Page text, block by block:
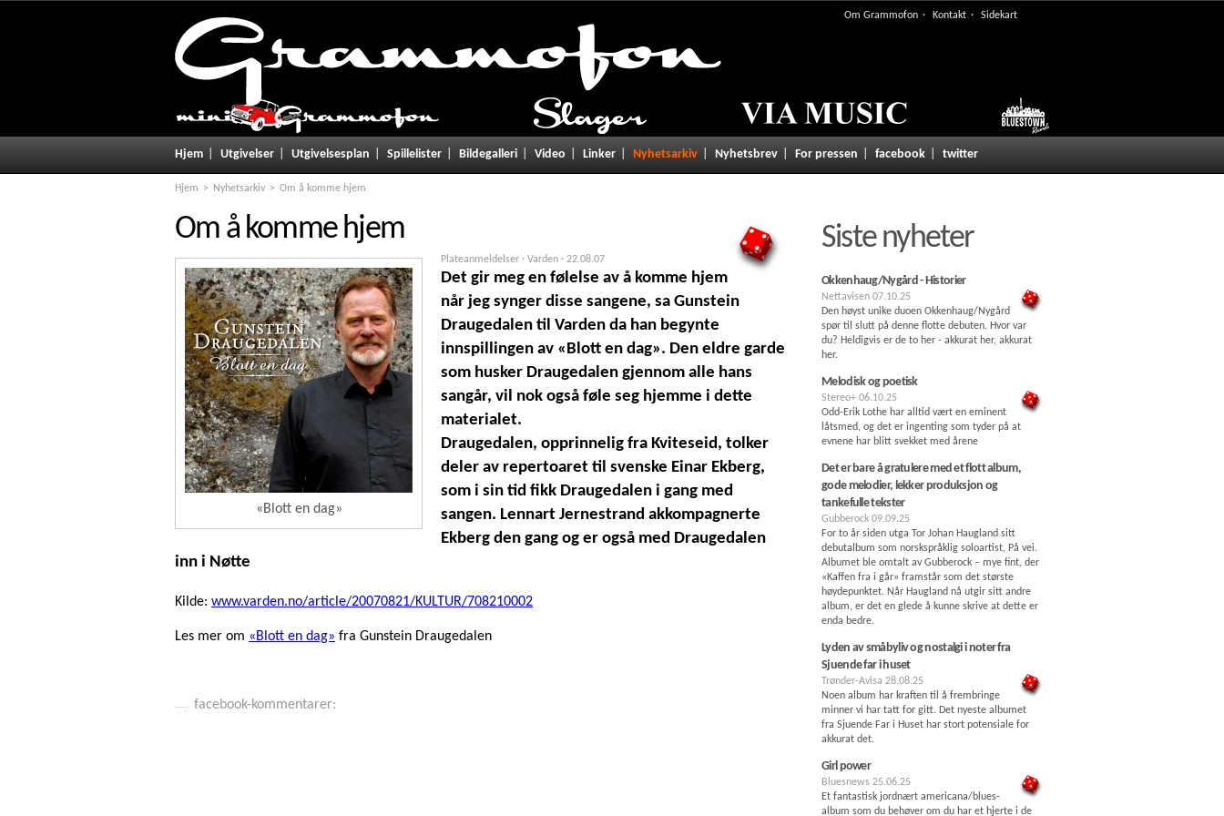
Om Grammofon Kontakt Sidekart
Hjem Utgivelser Utgivelsesplan Spillelister Bildegalleri Video Linker Nyhetsarkiv Nyhetsbrev For pressen facebook twitter
Hjem Nyhetsarkiv Om å komme hjem
Om å komme hjem
«Blott en dag»
Plateanmeldelser · Varden · 22.08.07
Det gir meg en følelse av å komme hjem
når jeg synger disse sangene, sa Gunstein
Draugedalen til Varden da han begynte
innspillingen av «Blott en dag». Den eldre garde
som husker Draugedalen gjennom alle hans
sangår, vil nok også føle seg hjemme i dette
materialet.
Draugedalen, opprinnelig fra Kviteseid, tolker
deler av repertoaret til svenske Einar Ekberg,
som i sin tid fikk Draugedalen i gang med
sangen. Lennart Jernestrand akkompagnerte
Ekberg den gang og er også med Draugedalen
inn i Nøtte
Kilde: www.varden.no/article/20070821/KULTUR/708210002
Les mer om «Blott en dag» fra Gunstein Draugedalen
Siste nyheter
Okkenhaug/Nygård - Historier
Nettavisen 07.10.25
Den høyst unike duoen Okkenhaug/Nygård
spør til slutt på denne flotte debuten. Hvor var
du? Heldigvis er de to her - akkurat her, akkurat
her.
Melodisk og poetisk
Stereo+ 06.10.25
Odd-Erik Lothe har alltid vært en eminent
låtsmed, og det er ingenting som tyder på at
evnene har blitt svekket med årene
Det er bare å gratulere med et flott album,
gode melodier, lekker produksjon og
tankefulle tekster
Gubberock 09.09.25
For to år siden utga Tor Johan Haugland sitt
debutalbum som norskspråklig soloartist, På vei.
Albumet ble omtalt av Gubberock – mye fint, der
«Kaffen fra i går» framstår som det største
høydepunktet. Når Haugland nå utgir sitt andre
album, er det en glede å kunne skrive at dette er
enda bedre.
Lyden av småbyliv og nostalgi i noter fra
Sjuende far i huset
Trønder-Avisa 28.08.25
Noen album har kraften til å frembringe
minner vi har tatt for gitt. Det nyeste albumet
fra Sjuende Far i Huset har stort potensiale for
akkurat det.
Girl power
Bluesnews 25.06.25
Et fantastisk jordnært americana/blues-
album som du behøver om du har et hjerte i de